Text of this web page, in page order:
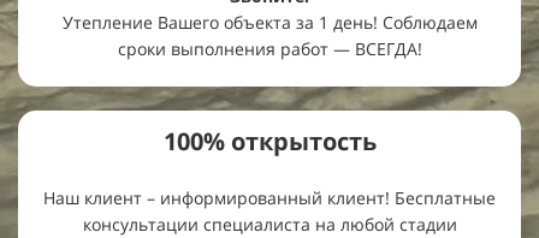
Утепление Вашего объекта за 1 день! Соблюдаем
сроки выполнения работ — ВСЕГДА!
100% открытость
Наш клиент – информированный клиент! Бесплатные
консультации специалиста на любой стадии